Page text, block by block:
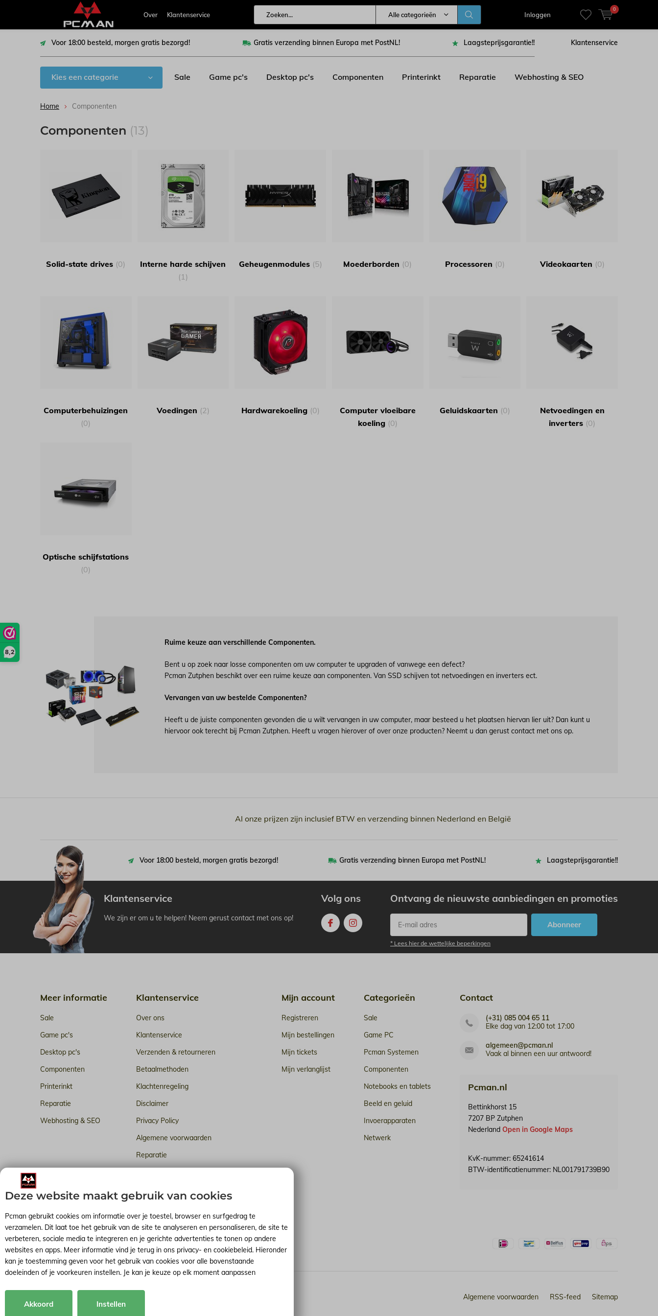
8,2
Over Klantenservice Alle categorieën Inloggen
0
Voor 18:00 besteld, morgen gratis bezorgd! Gratis verzending binnen Europa met PostNL! Laagsteprijsgarantie!! Klantenservice
Kies een categorie Sale Game pc's Desktop pc's Componenten Printerinkt Reparatie Webhosting & SEO
Home Componenten
Componenten (13)
Solid-state drives (0)
Interne harde schijven
(1)
Geheugenmodules (5) Moederborden (0) Processoren (0) Videokaarten (0)
Computerbehuizingen
(0)
Voedingen (2) Hardwarekoeling (0)
Computer vloeibare
koeling (0)
Geluidskaarten (0)
Netvoedingen en
inverters (0)
Optische schijfstations
(0)
Ruime keuze aan verschillende Componenten.
Bent u op zoek naar losse componenten om uw computer te upgraden of vanwege een defect?
Pcman Zutphen beschikt over een ruime keuze aan componenten. Van SSD schijven tot netvoedingen en inverters ect.
Vervangen van uw bestelde Componenten?
Heeft u de juiste componenten gevonden die u wilt vervangen in uw computer, maar besteed u het plaatsen hiervan lier uit? Dan kunt u
hiervoor ook terecht bij Pcman Zutphen. Heeft u vragen hierover of over onze producten? Neemt u dan gerust contact met ons op.
Al onze prijzen zijn inclusief BTW en verzending binnen Nederland en België
Voor 18:00 besteld, morgen gratis bezorgd! Gratis verzending binnen Europa met PostNL! Laagsteprijsgarantie!!
Klantenservice
We zijn er om u te helpen! Neem gerust contact met ons op!
Volg ons Ontvang de nieuwste aanbiedingen en promoties
Abonneer
* Lees hier de wettelijke beperkingen
Meer informatie
Sale
Game pc's
Desktop pc's
Componenten
Printerinkt
Reparatie
Webhosting & SEO
Klantenservice
Over ons
Klantenservice
Verzenden & retourneren
Betaalmethoden
Klachtenregeling
Disclaimer
Privacy Policy
Algemene voorwaarden
Reparatie
Mijn account
Registreren
Mijn bestellingen
Mijn tickets
Mijn verlanglijst
Categorieën
Sale
Game PC
Pcman Systemen
Componenten
Notebooks en tablets
Beeld en geluid
Invoerapparaten
Netwerk
Contact
(+31) 085 004 65 11
Elke dag van 12:00 tot 17:00
algemeen@pcman.nl
Vaak al binnen een uur antwoord!
Pcman.nl
Bettinkhorst 15
7207 BP Zutphen
Nederland Open in Google Maps
KvK-nummer: 65241614
BTW-identificatienummer: NL001791739B90
Algemene voorwaarden RSS-feed Sitemap
Deze website maakt gebruik van cookies
Pcman gebruikt cookies om informatie over je toestel, browser en surfgedrag te
verzamelen. Dit laat toe het gebruik van de site te analyseren en personaliseren, de site te
verbeteren, sociale media te integreren en je gerichte advertenties te tonen op andere
websites en apps. Meer informatie vind je terug in ons privacy- en cookiebeleid. Hieronder
kan je toestemming geven voor het gebruik van cookies voor alle bovenstaande
doeleinden of je voorkeuren instellen. Je kan je keuze op elk moment aanpassen
Akkoord Instellen